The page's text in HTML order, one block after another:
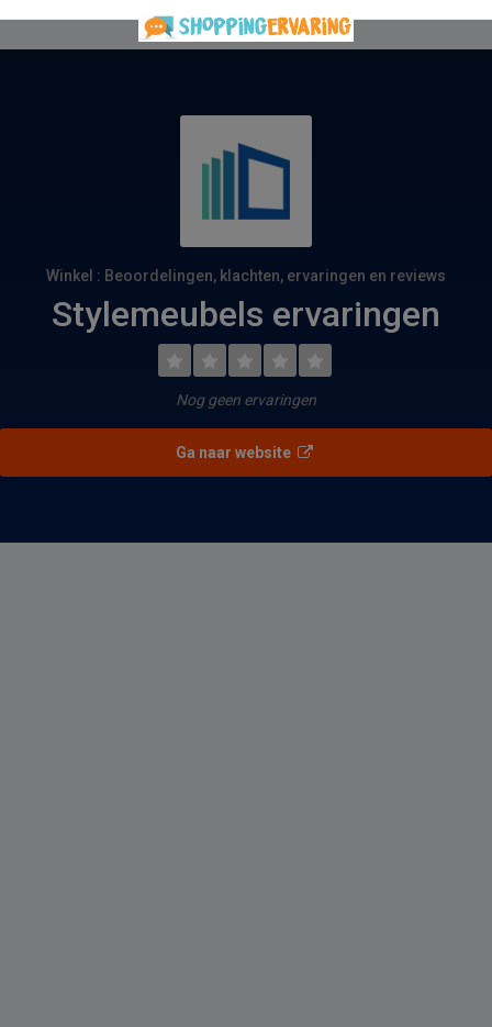
Winkel : Beoordelingen, klachten, ervaringen en reviews
Stylemeubels ervaringen
Nog geen ervaringen
Ga naar website